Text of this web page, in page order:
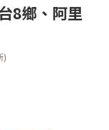
8鄉、阿里
)